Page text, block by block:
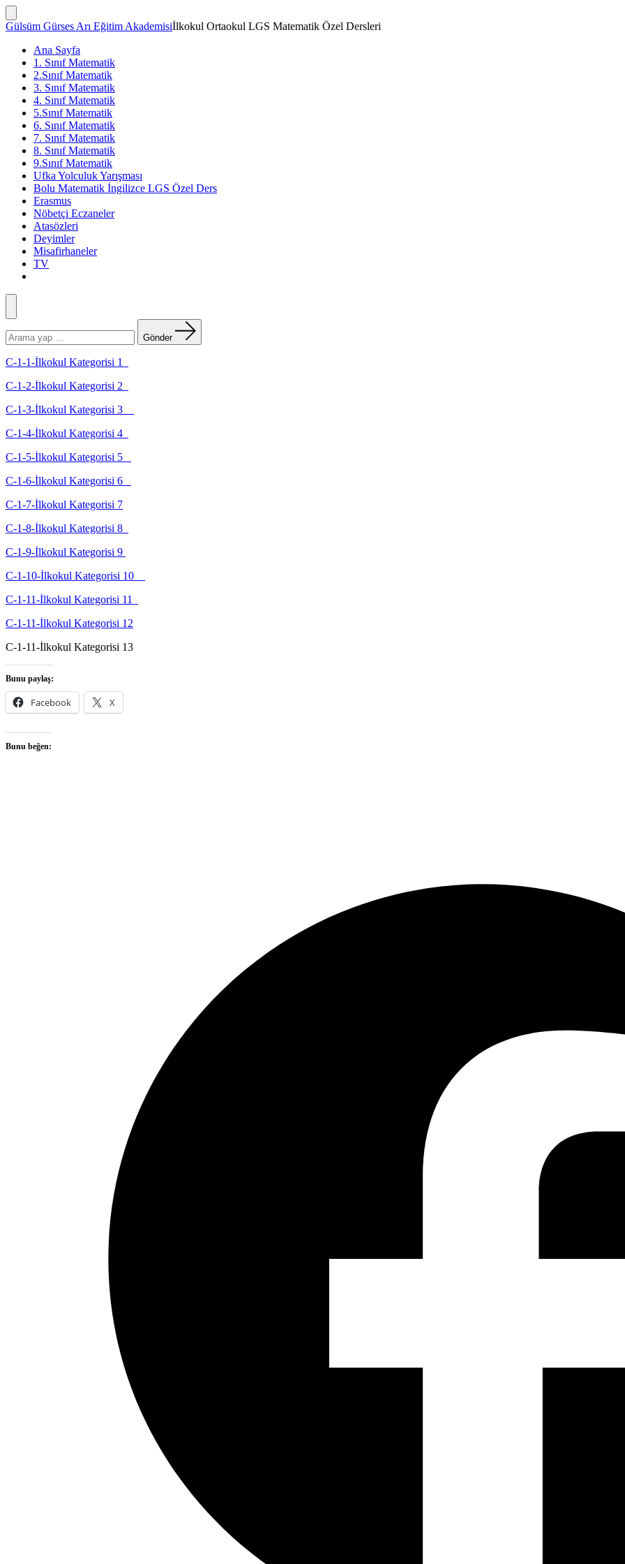
İçeriğe
atla
Arama
Çubuğunu
Göster/Gizle
Gülsüm Gürses Arı Eğitim Akademisiİlkokul Ortaokul LGS Matematik Özel Dersleri
Ana Sayfa
1. Sınıf Matematik
2.Sınıf Matematik
3. Sınıf Matematik
4. Sınıf Matematik
5.Sınıf Matematik
6. Sınıf Matematik
7. Sınıf Matematik
8. Sınıf Matematik
9.Sınıf Matematik
Ufka Yolculuk Yarışması
Bolu Matematik İngilizce LGS Özel Ders
Erasmus
Nöbetçi Eczaneler
Atasözleri
Deyimler
Misafirhaneler
TV
Menü
yapın:
Gönder
C-1-1-İlkokul Kategorisi 1
C-1-2-İlkokul Kategorisi 2
C-1-3-İlkokul Kategorisi 3
C-1-4-İlkokul Kategorisi 4
C-1-5-İlkokul Kategorisi 5
C-1-6-İlkokul Kategorisi 6
C-1-7-İlkokul Kategorisi 7
C-1-8-İlkokul Kategorisi 8
C-1-9-İlkokul Kategorisi 9
C-1-10-İlkokul Kategorisi 10
C-1-11-İlkokul Kategorisi 11
C-1-11-İlkokul Kategorisi 12
C-1-11-İlkokul Kategorisi 13
Bunu paylaş:
Facebook X
Bunu beğen: